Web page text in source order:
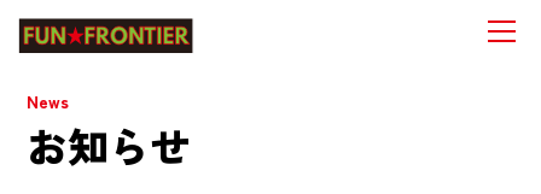
News
お知らせ